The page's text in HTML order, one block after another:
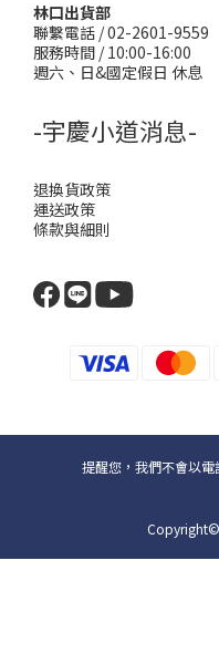
林口出貨部
聯繫電話 / 02-2601-9559
服務時間 / 10:00-16:00
週六、日&國定假日 休息
-宇慶小道消息-
退換貨政策
運送政策
條款與細則
提醒您，我們不會以電
Copyright©